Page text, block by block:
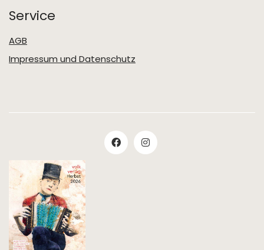
Service
AGB
Impressum und Datenschutz